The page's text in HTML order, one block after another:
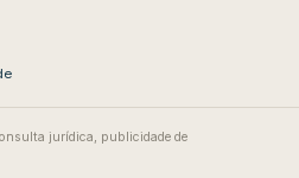
jurídica, publicidade de